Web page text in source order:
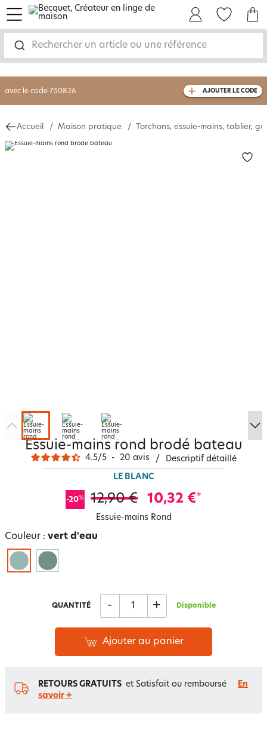
Rechercher un article ou une référence
menu
-30% sur votre commandedès 2 articles
livraison GRATUITEdès 110€ d'achat
avec le code 750826 AJOUTER LE CODE
Accueil Maison pratique Torchons, essuie-mains, tablier,
Essuie-mains rond brodé bateau
4.5/5 - 20 avis / Descriptif détaillé
LE BLANC
-20% 12,90 € 10,32 €*
Essuie-mains Rond
Couleur : vert d'eau
QUANTITÉ - + Disponible
Ajouter au panier
RETOURS GRATUITS et Satisfait ou remboursé
En
savoir +